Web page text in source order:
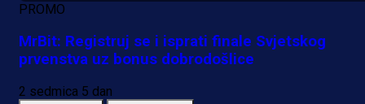
PROMO
MrBit: Registruj se i isprati finale Svjetskog
prvenstva uz bonus dobrodošlice
2 sedmica 5 dan